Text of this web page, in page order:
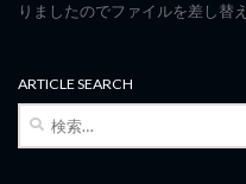
りましたのでファイルを差し替
ARTICLE SEARCH